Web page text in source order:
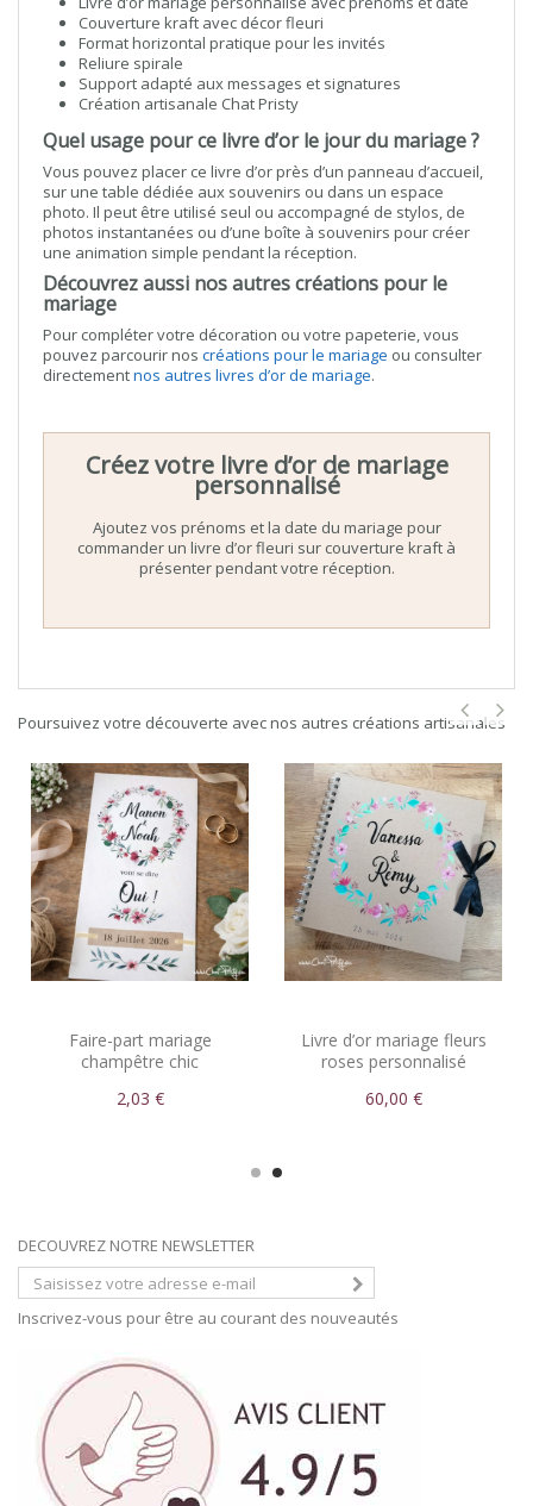
Couverture kraft avec décor fleuri
Format horizontal pratique pour les invités
Reliure spirale
Support adapté aux messages et signatures
Création artisanale Chat Pristy
Quel usage pour ce livre d’or le jour du mariage ?
Vous pouvez placer ce livre d’or près d’un panneau d’accueil,
sur une table dédiée aux souvenirs ou dans un espace
photo. Il peut être utilisé seul ou accompagné de stylos, de
photos instantanées ou d’une boîte à souvenirs pour créer
une animation simple pendant la réception.
Découvrez aussi nos autres créations pour le
mariage
Pour compléter votre décoration ou votre papeterie, vous
pouvez parcourir nos créations pour le mariage ou consulter
directementnos autres livres d’or de mariage.
Créez votre livre d’or de mariage
personnalisé
Ajoutez vos prénoms et la date du mariage pour
commander un livre d’or fleuri sur couverture kraft à
présenter pendant votre réception.
Poursuivez votre découverte avec nos autres créations artisanales
Faire-part mariage
champêtre chic
2,03 €
Livre d’or mariage fleurs
roses personnalisé
60,00 €
DECOUVREZ NOTRE NEWSLETTER
Inscrivez-vous pour être au courant des nouveautés